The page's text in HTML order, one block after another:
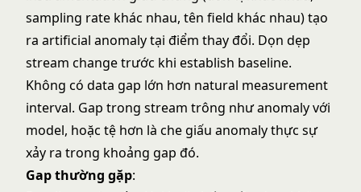
sampling rate khác nhau, tên field khác nhau) tạo
ra artificial anomaly tại điểm thay đổi. Dọn dẹp
stream change trước khi establish baseline.
Không có data gap lớn hơn natural measurement
interval. Gap trong stream trông như anomaly với
model, hoặc tệ hơn là che giấu anomaly thực sự
xảy ra trong khoảng gap đó.
Gap thường gặp: